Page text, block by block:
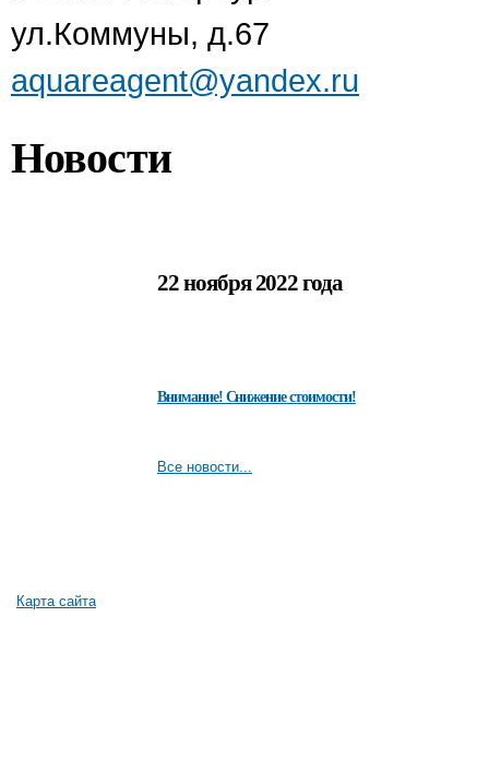
ул.Коммуны, д.67
aquareagent@yandex.ru
Новости
22 ноября 2022 года
Внимание! Снижение стоимости!
Все новости...
Карта сайта